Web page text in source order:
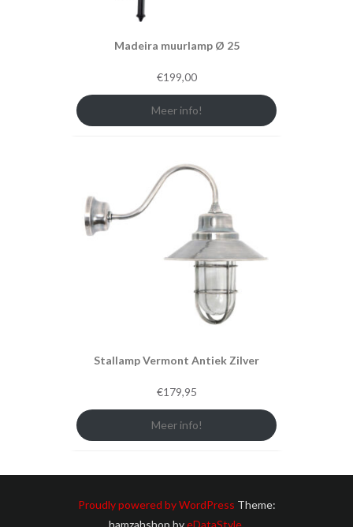
Madeira muurlamp Ø 25
€199,00
Meer info!
Stallamp Vermont Antiek Zilver
€179,95
Meer info!
Proudly powered by WordPress
hamzahshop byeDataStyle